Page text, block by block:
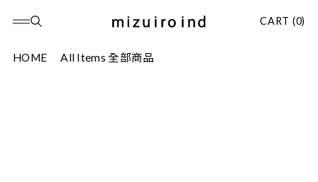
CART (0)
HOME All Items 全部商品